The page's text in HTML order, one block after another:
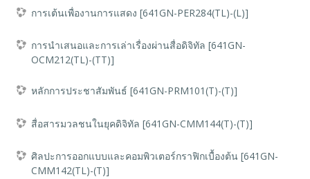
การเต้นเพื่องานการแสดง [641GN-PER284(TL)-(L)]
การนำเสนอและการเล่าเรื่องผ่านสื่อดิจิทัล [641GN-
OCM212(TL)-(TT)]
หลักการประชาสัมพันธ์ [641GN-PRM101(T)-(T)]
สื่อสารมวลชนในยุคดิจิทัล [641GN-CMM144(T)-(T)]
ศิลปะการออกแบบและคอมพิวเตอร์กราฟิกเบื้องต้น [641GN-
CMM142(TL)-(T)]